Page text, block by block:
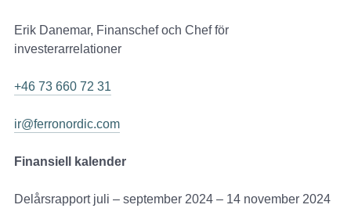
Erik Danemar, Finanschef och Chef för
investerarrelationer
+46 73 660 72 31
ir@ferronordic.com
Finansiell kalender
Delårsrapport juli – september 2024 – 14 november 2024